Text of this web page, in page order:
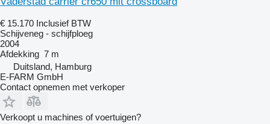
€ 15.170 Inclusief BTW
Schijveneg - schijfploeg
2004
Afdekking 7 m
Duitsland, Hamburg
E-FARM GmbH
Contact opnemen met verkoper
Verkoopt u machines of voertuigen?